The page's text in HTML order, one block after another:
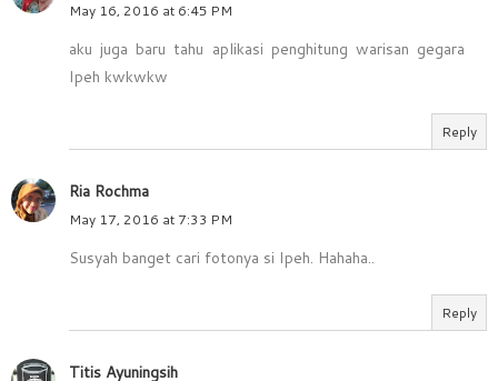
May 16, 2016 at 6:45 PM
aku juga baru tahu aplikasi penghitung warisan gegara
Ipeh kwkwkw
Reply
Ria Rochma
May 17, 2016 at 7:33 PM
Susyah banget cari fotonya si Ipeh. Hahaha..
Reply
Titis Ayuningsih